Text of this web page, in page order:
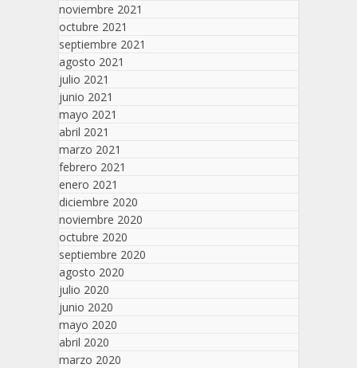
noviembre 2021
octubre 2021
septiembre 2021
agosto 2021
julio 2021
junio 2021
mayo 2021
abril 2021
marzo 2021
febrero 2021
enero 2021
diciembre 2020
noviembre 2020
octubre 2020
septiembre 2020
agosto 2020
julio 2020
junio 2020
mayo 2020
abril 2020
marzo 2020